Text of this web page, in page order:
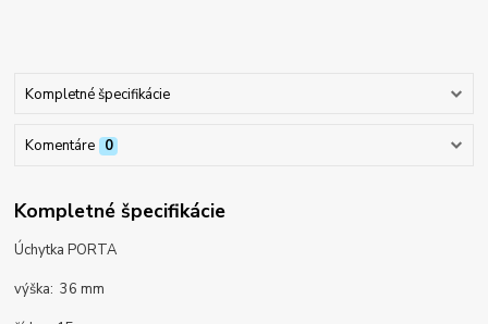
Kompletné špecifikácie
Komentáre 0
Kompletné špecifikácie
Úchytka PORTA
výška: 36 mm